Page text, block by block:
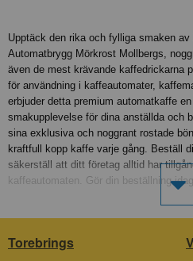
Upptäck den rika och fylliga smaken av
Automatbrygg Mörkrost Mollbergs,
även de mest krävande kaffedrickarna
för användning i kaffeautomater,
erbjuder detta premium automatkaffe
smakupplevelse för dina anställda och
sina exklusiva och noggrant rostade
kraftfull kopp kaffe varje gång. Beställ
säkerställ att ditt företag alltid har
kaffeautomaten. Gör din beställning
Torebrings